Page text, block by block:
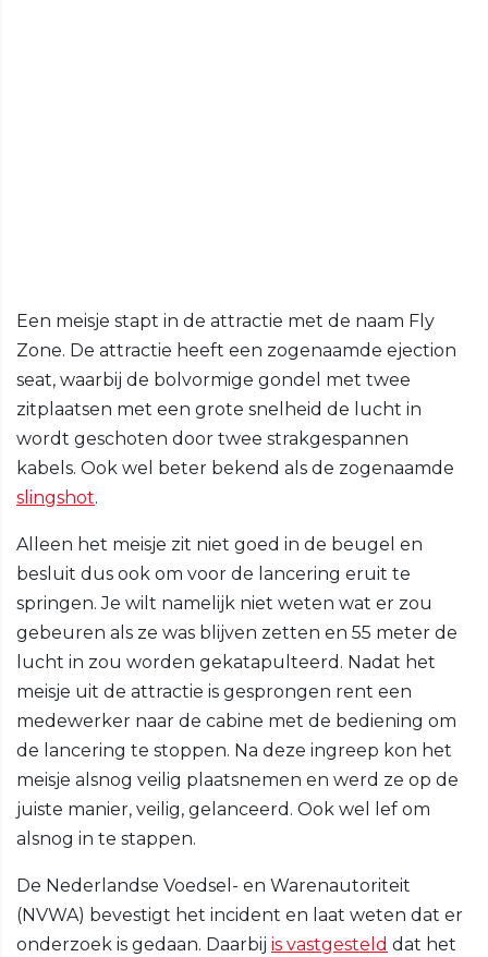
Een meisje stapt in de attractie met de naam Fly
Zone. De attractie heeft een zogenaamde ejection
seat, waarbij de bolvormige gondel met twee
zitplaatsen met een grote snelheid de lucht in
wordt geschoten door twee strakgespannen
kabels. Ook wel beter bekend als de zogenaamde
slingshot.
Alleen het meisje zit niet goed in de beugel en
besluit dus ook om voor de lancering eruit te
springen. Je wilt namelijk niet weten wat er zou
gebeuren als ze was blijven zetten en 55 meter de
lucht in zou worden gekatapulteerd. Nadat het
meisje uit de attractie is gesprongen rent een
medewerker naar de cabine met de bediening om
de lancering te stoppen. Na deze ingreep kon het
meisje alsnog veilig plaatsnemen en werd ze op de
juiste manier, veilig, gelanceerd. Ook wel lef om
alsnog in te stappen.
De Nederlandse Voedsel- en Warenautoriteit
(NVWA) bevestigt het incident en laat weten dat er
onderzoek is gedaan. Daarbij is vastgesteld dat het